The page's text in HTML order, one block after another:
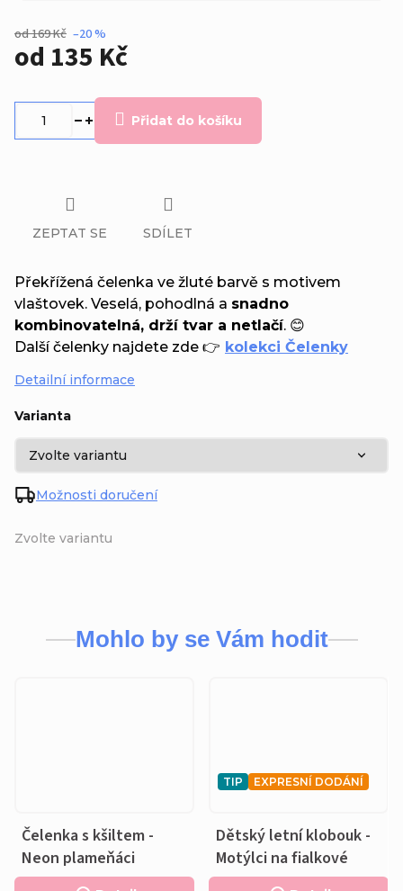
od 169 Kč –20 %
od 135 Kč
Zvolte variantu
Varianta
Možnosti doručení
Přidat do košíku
Překřížená čelenka ve žluté barvě s motivem
vlaštovek. Veselá, pohodlná a snadno
kombinovatelná, drží tvar a netlačí. 😊
Další čelenky najdete zde 👉 kolekci Čelenky
Detailní informace
ZEPTAT SE SDÍLET
Mohlo by se Vám hodit
Čelenka s kšiltem -
Neon plameňáci
TIP EXPRESNÍ DODÁNÍ
Dětský letní klobouk -
Motýlci na fialkové